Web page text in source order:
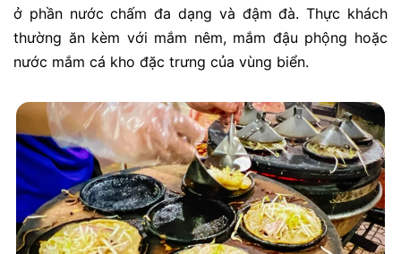
ở phần nước chấm đa dạng và đậm đà. Thực khách
thường ăn kèm với mắm nêm, mắm đậu phộng hoặc
nước mắm cá kho đặc trưng của vùng biển.